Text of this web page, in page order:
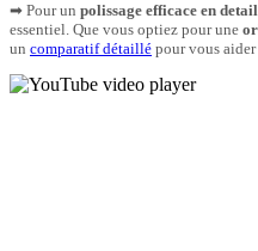
➡ Pour un polissage efficace en
essentiel. Que vous optiez pour une
un comparatif détaillé pour vous